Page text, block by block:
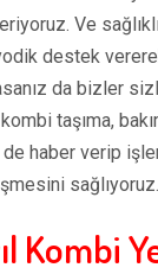
Ve
destek
da bizler
taşıma,
haber verip
sağlıyoruz.
Kombi